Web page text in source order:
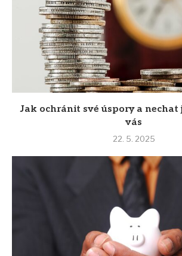
Jak ochránit své úspory a nechat
vás
22. 5. 2025